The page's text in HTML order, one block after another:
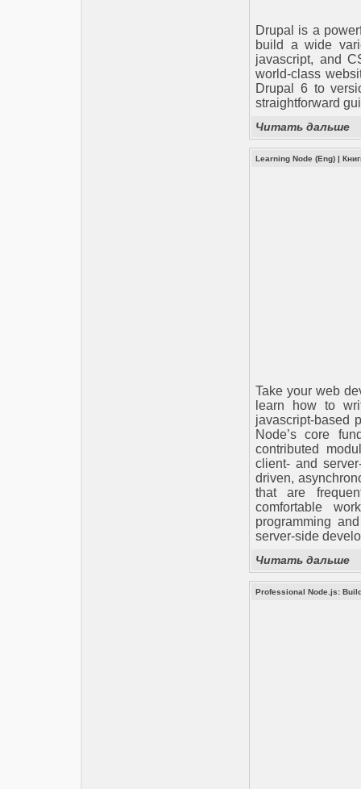
Drupal is a
build a wide
javascript, and
world-class
Drupal 6 to
straightforward
Читать дальше
Learning Node (Eng) |
Take your web
learn how to
javascript-based
Node’s core
contributed
client- and
driven,
that are
comfortable
programming
server-side
Читать дальше
Professional Node.js: